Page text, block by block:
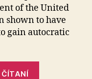
of the United
shown to have
gain autocratic
ČÍTANÍ